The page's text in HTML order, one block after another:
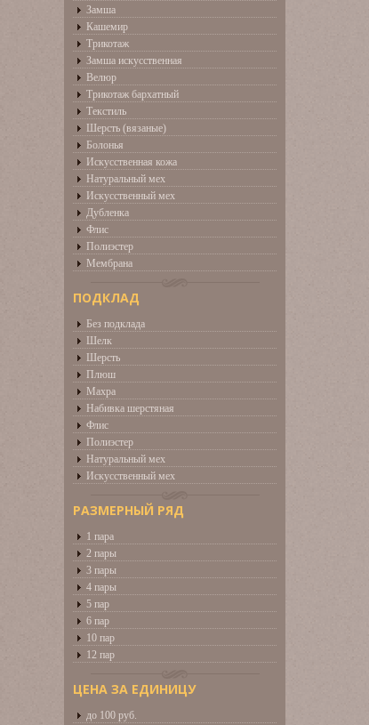
Замша
Кашемир
Трикотаж
Замша искусственная
Велюр
Трикотаж бархатный
Текстиль
Шерсть (вязаные)
Болонья
Искусственная кожа
Натуральный мех
Искусственный мех
Дубленка
Флис
Полиэстер
Мембрана
ПОДКЛАД
Без подклада
Шелк
Шерсть
Плюш
Махра
Набивка шерстяная
Флис
Полиэстер
Натуральный мех
Искусственный мех
РАЗМЕРНЫЙ РЯД
1 пара
2 пары
3 пары
4 пары
5 пар
6 пар
10 пар
12 пар
ЦЕНА ЗА ЕДИНИЦУ
до 100 руб.